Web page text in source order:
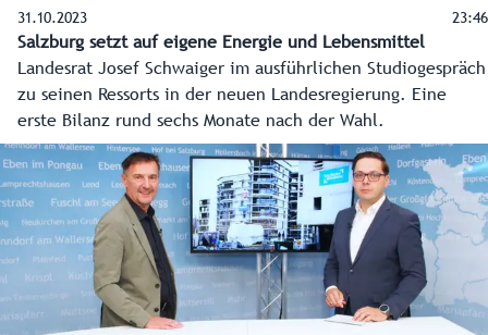
31.10.2023 23:46
Salzburg setzt auf eigene Energie und Lebensmittel
Landesrat Josef Schwaiger im ausführlichen Studiogespräch
zu seinen Ressorts in der neuen Landesregierung. Eine
erste Bilanz rund sechs Monate nach der Wahl.